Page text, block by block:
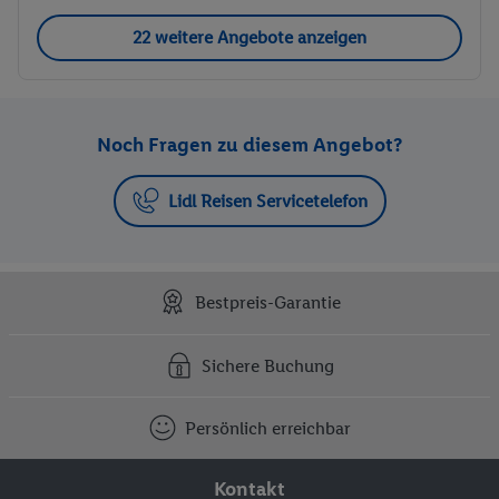
der der Göttin Isis gewidmet ist und auf der malerischen
Insel Philae liegt. Anschliessend geht es weiter zum Hohen
sicherstellt und das Niltal vor Überschwemmungen schützt
7. Tag: Assuan – Kom Ombo – Edfu
Optional: Vor der Fahrt zurück haben Sie die Möglichkeit,
diesem faszinierenden Ausflug entdecken Sie die
wurden und zu den beeindruckendsten Bauwerken des
alten Ägyptens zählen. Die kolossalen Statuen und die
22 weitere Angebote anzeigen
Noch Fragen zu diesem Angebot?
Lidl Reisen Servicetelefon
Bestpreis-Garantie
Sichere Buchung
Persönlich erreichbar
Kontakt